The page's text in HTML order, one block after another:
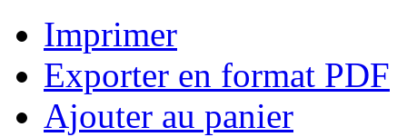
Imprimer
Exporter en format PDF
Ajouter au panier